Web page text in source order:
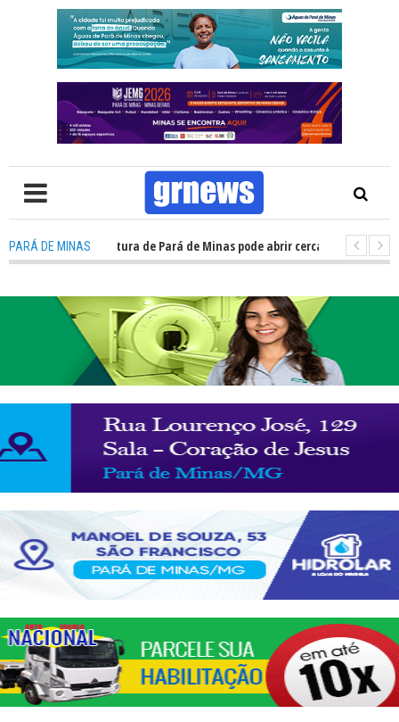
PARÁ DE MINASda prefeitura de Pará de Minas pode abrir cerca de 1.500 vagas;